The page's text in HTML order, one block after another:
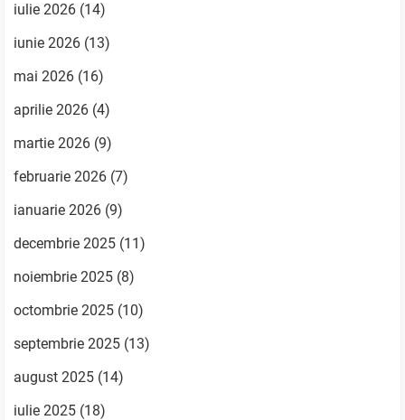
iulie 2026 (14)
iunie 2026 (13)
mai 2026 (16)
aprilie 2026 (4)
martie 2026 (9)
februarie 2026 (7)
ianuarie 2026 (9)
decembrie 2025 (11)
noiembrie 2025 (8)
octombrie 2025 (10)
septembrie 2025 (13)
august 2025 (14)
iulie 2025 (18)